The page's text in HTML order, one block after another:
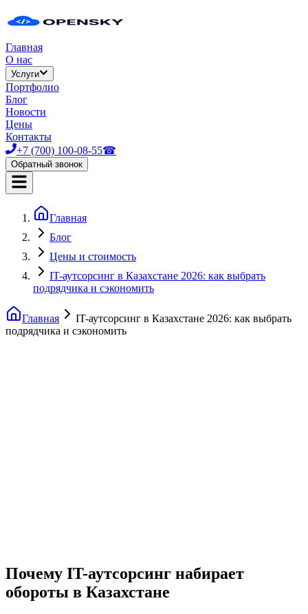
Главная
О нас
Услуги
Портфолио
Блог
Новости
Цены
Контакты
+7 (700) 100-08-55☎
Обратный звонок
Главная
Блог
Цены и стоимость
IT-аутсорсинг в Казахстане 2026: как выбрать
подрядчика и сэкономить
Главная
IT-аутсорсинг в Казахстане 2026: как выбрать
подрядчика и сэкономить
Почему IT-аутсорсинг набирает
обороты в Казахстане